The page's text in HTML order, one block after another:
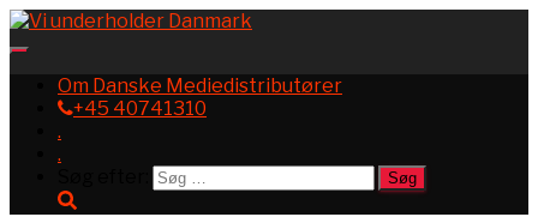
NavigationOm Danske Mediedistributører
+45 40741310
.
.